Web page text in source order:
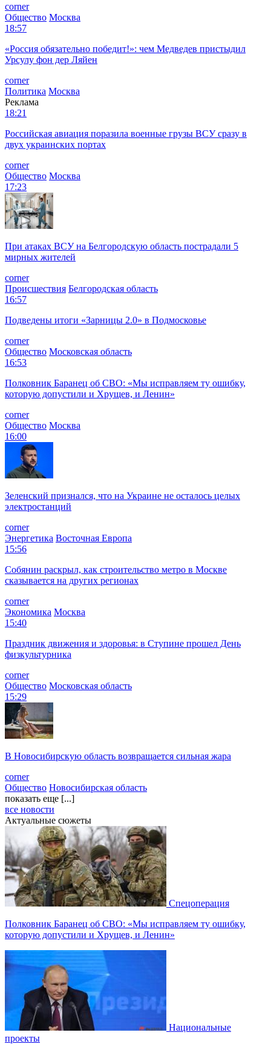
corner
Общество Москва
18:57
«Россия обязательно победит!»: чем Медведев пристыдил
Урсулу фон дер Ляйен
corner
Политика Москва
Реклама
18:21
Российская авиация поразила военные грузы ВСУ сразу в
двух украинских портах
corner
Общество Москва
17:23
При атаках ВСУ на Белгородскую область пострадали 5
мирных жителей
corner
Происшествия Белгородская область
16:57
Подведены итоги «Зарницы 2.0» в Подмосковье
corner
Общество Московская область
16:53
Полковник Баранец об СВО: «Мы исправляем ту ошибку,
которую допустили и Хрущев, и Ленин»
corner
Общество Москва
16:00
Зеленский признался, что на Украине не осталось целых
электростанций
corner
Энергетика Восточная Европа
15:56
Собянин раскрыл, как строительство метро в Москве
сказывается на других регионах
corner
Экономика Москва
15:40
Праздник движения и здоровья: в Ступине прошел День
физкультурника
corner
Общество Московская область
15:29
В Новосибирскую область возвращается сильная жара
corner
Общество Новосибирская область
показать еще [...]
все новости
Актуальные сюжеты
Спецоперация
Полковник Баранец об СВО: «Мы исправляем ту ошибку,
которую допустили и Хрущев, и Ленин»
Национальные
проекты